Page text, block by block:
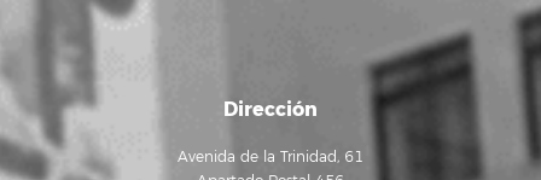
Dirección
Avenida de la Trinidad, 61